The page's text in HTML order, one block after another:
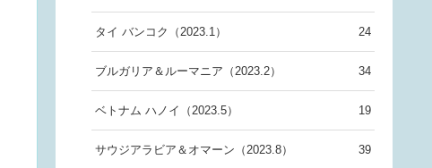
タイ バンコク（2023.1） 24
ブルガリア＆ルーマニア（2023.2） 34
ベトナム ハノイ（2023.5） 19
サウジアラビア＆オマーン（2023.8） 39